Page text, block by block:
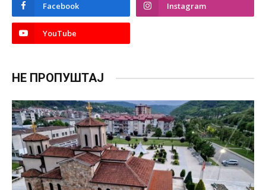
Facebook Instagram
YouTube
НЕ ПРОПУШТАЈ